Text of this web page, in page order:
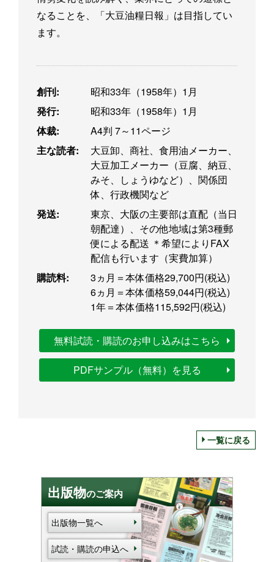
なることを、「大豆油糧日報」は目指してい
ます。
創刊:
昭和33年（1958年）1月
発行:
昭和33年（1958年）1月
体裁:
A4判 7～11ページ
主な読者:
大豆卸、商社、食用油メーカー、
大豆加工メーカー（豆腐、納豆、
みそ、しょうゆなど）、関係団
体、行政機関など
発送:
東京、大阪の主要部は直配（当日
朝配達）、その他地域は第3種郵
便による配送 ＊希望によりFAX
配信も行います（実費加算）
購読料:
3ヵ月＝本体価格29,700円(税込)
6ヵ月＝本体価格59,044円(税込)
1年＝本体価格115,592円(税込)
無料試読・購読のお申し込みはこちら
PDFサンプル（無料）を見る
一覧に戻る
出版物のご案内
出版物一覧へ
試読・購読の申込へ